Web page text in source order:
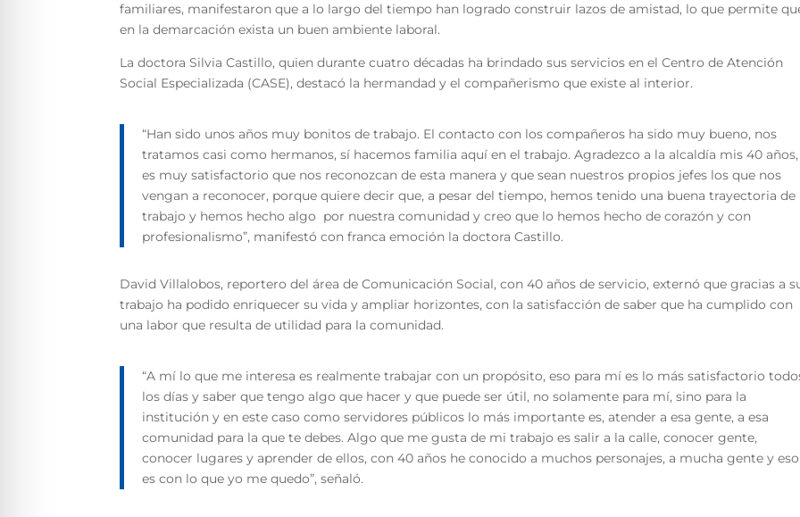
familiares, manifestaron que a lo largo del tiempo han logrado construir lazos de amistad, lo que permite
en la demarcación exista un buen ambiente laboral.
La doctora Silvia Castillo, quien durante cuatro décadas ha brindado sus servicios en el Centro de Atención
Social Especializada (CASE), destacó la hermandad y el compañerismo que existe al interior.
“Han sido unos años muy bonitos de trabajo. El contacto con los compañeros ha sido muy bueno, nos
tratamos casi como hermanos, sí hacemos familia aquí en el trabajo. Agradezco a la alcaldía mis 40 años,
es muy satisfactorio que nos reconozcan de esta manera y que sean nuestros propios jefes los que nos
vengan a reconocer, porque quiere decir que, a pesar del tiempo, hemos tenido una buena trayectoria de
trabajo y hemos hecho algo por nuestra comunidad y creo que lo hemos hecho de corazón y con
profesionalismo”, manifestó con franca emoción la doctora Castillo.
David Villalobos, reportero del área de Comunicación Social, con 40 años de servicio, externó que gracias a
trabajo ha podido enriquecer su vida y ampliar horizontes, con la satisfacción de saber que ha cumplido con
una labor que resulta de utilidad para la comunidad.
“A mí lo que me interesa es realmente trabajar con un propósito, eso para mí es lo más satisfactorio
los días y saber que tengo algo que hacer y que puede ser útil, no solamente para mí, sino para la
institución y en este caso como servidores públicos lo más importante es, atender a esa gente, a esa
comunidad para la que te debes. Algo que me gusta de mi trabajo es salir a la calle, conocer gente,
conocer lugares y aprender de ellos, con 40 años he conocido a muchos personajes, a mucha gente y eso
es con lo que yo me quedo”, señaló.